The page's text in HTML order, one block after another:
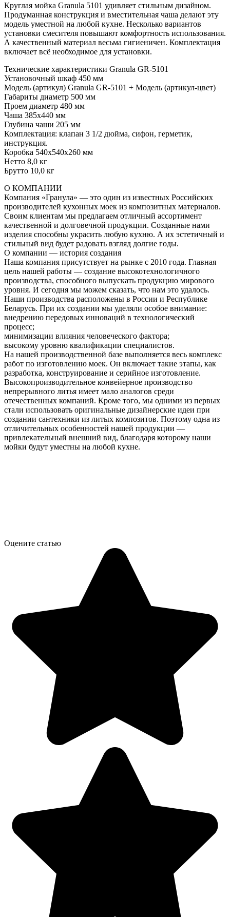
Круглая мойка Granula 5101 удивляет стильным дизайном.
Продуманная конструкция и вместительная чаша делают эту
модель уместной на любой кухне. Несколько вариантов
установки смесителя повышают комфортность использования.
А качественный материал весьма гигиеничен. Комплектация
включает всё необходимое для установки.
Технические характеристики Granula GR-5101
Установочный шкаф 450 мм
Модель (артикул) Granula GR-5101 + Модель (артикул-цвет)
Габариты диаметр 500 мм
Проем диаметр 480 мм
Чаша 385х440 мм
Глубина чаши 205 мм
Комплектация: клапан 3 1/2 дюйма, сифон, герметик,
инструкция.
Коробка 540х540х260 мм
Нетто 8,0 кг
Брутто 10,0 кг
О КОМПАНИИ
Компания «Гранула» — это один из известных Российских
производителей кухонных моек из композитных материалов.
Своим клиентам мы предлагаем отличный ассортимент
качественной и долговечной продукции. Созданные нами
изделия способны украсить любую кухню. А их эстетичный и
стильный вид будет радовать взгляд долгие годы.
О компании — история создания
Наша компания присутствует на рынке с 2010 года. Главная
цель нашей работы — создание высокотехнологичного
производства, способного выпускать продукцию мирового
уровня. И сегодня мы можем сказать, что нам это удалось.
Наши производства расположены в России и Республике
Беларусь. При их создании мы уделяли особое внимание:
внедрению передовых инноваций в технологический
процесс;
минимизации влияния человеческого фактора;
высокому уровню квалификации специалистов.
На нашей производственной базе выполняется весь комплекс
работ по изготовлению моек. Он включает такие этапы, как
разработка, конструирование и серийное изготовление.
Высокопроизводительное конвейерное производство
непрерывного литья имеет мало аналогов среди
отечественных компаний. Кроме того, мы одними из первых
стали использовать оригинальные дизайнерские идеи при
создании сантехники из литых композитов. Поэтому одна из
отличительных особенностей нашей продукции —
привлекательный внешний вид, благодаря которому наши
мойки будут уместны на любой кухне.
Оцените статью